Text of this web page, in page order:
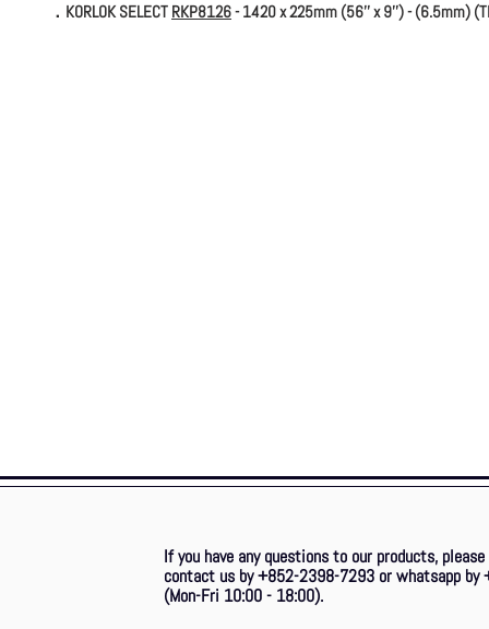
．KORLOK SELECT RKP8126- 1420 x 225mm (56'' x 9'') - (6.5mm)
If you have any questions to our products,
contact us by +852-2398-7293 or whatsapp by
(Mon-Fri 10:00 - 18:00).